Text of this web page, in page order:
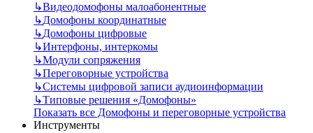
↳Видеодомофоны малоабонентные
↳Домофоны координатные
↳Домофоны цифровые
↳Интерфоны, интеркомы
↳Модули сопряжения
↳Переговорные устройства
↳Системы цифровой записи аудиоинформации
↳Типовые решения «Домофоны»
Показать все Домофоны и переговорные устройства
Инструменты